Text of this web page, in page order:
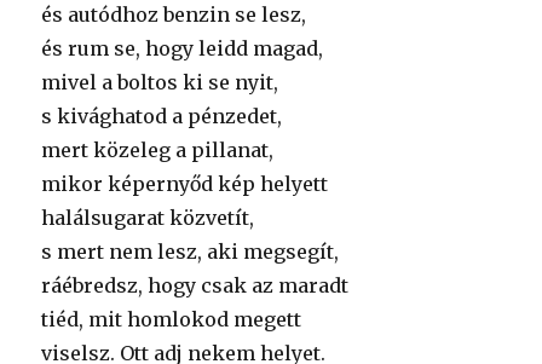
és autódhoz benzin se lesz,
és rum se, hogy leidd magad,
mivel a boltos ki se nyit,
s kivághatod a pénzedet,
mert közeleg a pillanat,
mikor képernyőd kép helyett
halálsugarat közvetít,
s mert nem lesz, aki megsegít,
ráébredsz, hogy csak az maradt
tiéd, mit homlokod megett
viselsz. Ott adj nekem helyet.